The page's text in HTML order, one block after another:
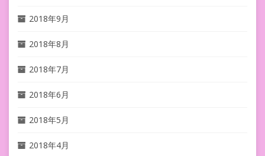
2018年9月
2018年8月
2018年7月
2018年6月
2018年5月
2018年4月